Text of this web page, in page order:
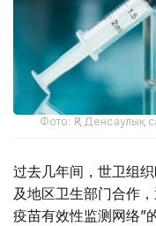
Фото: ҚР Денсаулық
过去几年间，世卫组
及地区卫生部门合作
疫苗有效性监测网络”